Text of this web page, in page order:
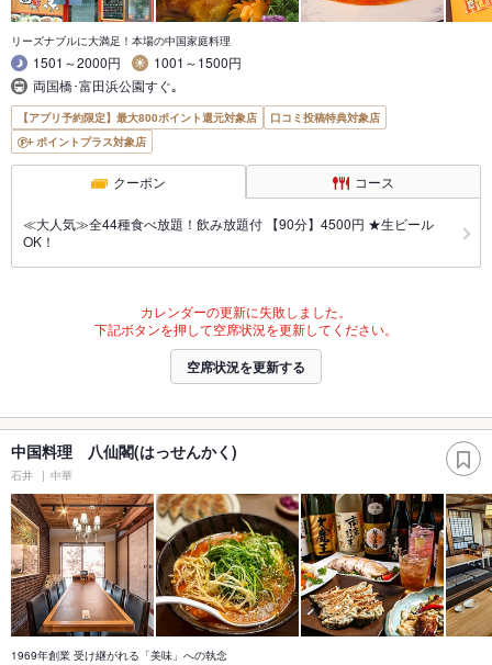
リーズナブルに大満足！本場の中国家庭料理
1501～2000円
1001～1500円
両国橋･富田浜公園すぐ｡
【アプリ予約限定】最大800ポイント還元対象店
口コミ投稿特典対象店
ポイントプラス対象店
クーポン コース
≪大人気≫全44種食べ放題！飲み放題付 【90分】4500円 ★生ビール
OK！
カレンダーの更新に失敗しました。
下記ボタンを押して空席状況を更新してください。
空席状況を更新する
中国料理 八仙閣(はっせんかく)
石井 中華
1969年創業 受け継がれる「美味」への執念